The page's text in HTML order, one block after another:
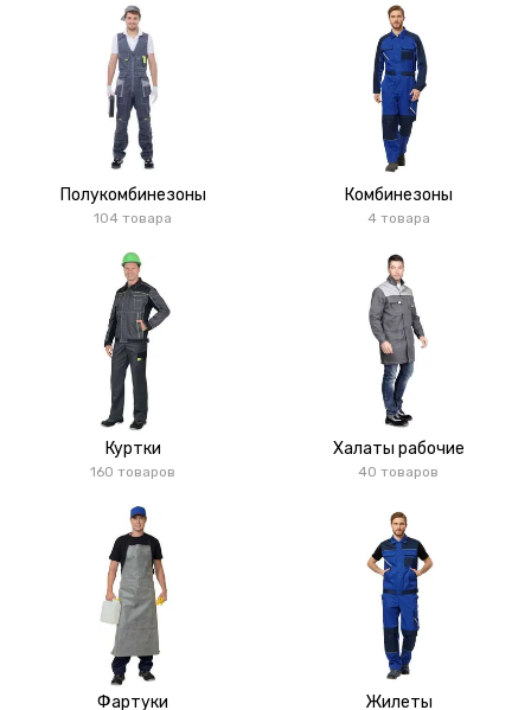
Полукомбинезоны
104 товара
Комбинезоны
4 товара
Куртки
160 товаров
Халаты рабочие
40 товаров
Фартуки Жилеты